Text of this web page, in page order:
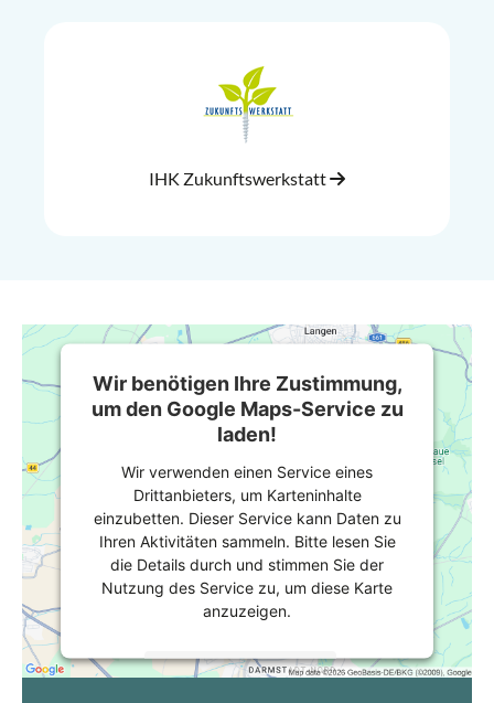
IHK Zukunftswerkstatt
Wir benötigen Ihre Zustimmung,
um den Google Maps-Service zu
laden!
Wir verwenden einen Service eines
Drittanbieters, um Karteninhalte
einzubetten. Dieser Service kann Daten zu
Ihren Aktivitäten sammeln. Bitte lesen Sie
die Details durch und stimmen Sie der
Nutzung des Service zu, um diese Karte
anzuzeigen.
Mehr Informationen